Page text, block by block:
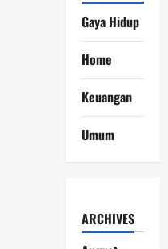
Gaya Hidup
Home
Keuangan
Umum
ARCHIVES